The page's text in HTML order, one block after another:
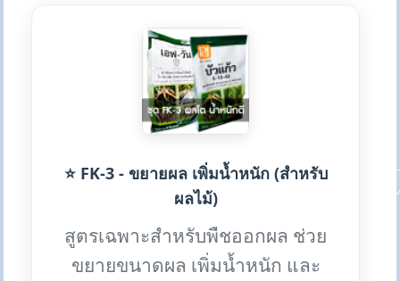
⭐ FK-3 - ขยายผล เพิ่มน้ำหนัก (สำหรับ
ผลไม้)
สูตรเฉพาะสำหรับพืชออกผล ช่วย
ขยายขนาดผล เพิ่มน้ำหนัก และ